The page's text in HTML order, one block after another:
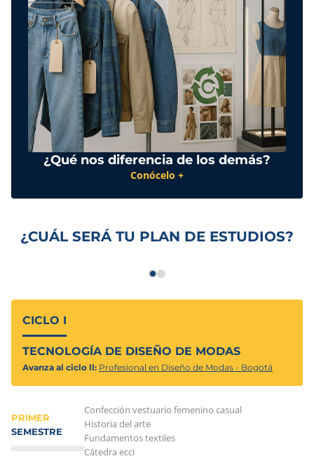
¿Qué nos diferencia de los demás?
Conócelo +
¿CUÁL SERÁ TU PLAN DE ESTUDIOS?
CICLO I
TECNOLOGÍA DE DISEÑO DE MODAS
Avanza al ciclo ll: Profesional en Diseño de Modas - Bogotá
PRIMER
SEMESTRE
Confección vestuario femenino casual
Historia del arte
Fundamentos textiles
Cátedra ecci